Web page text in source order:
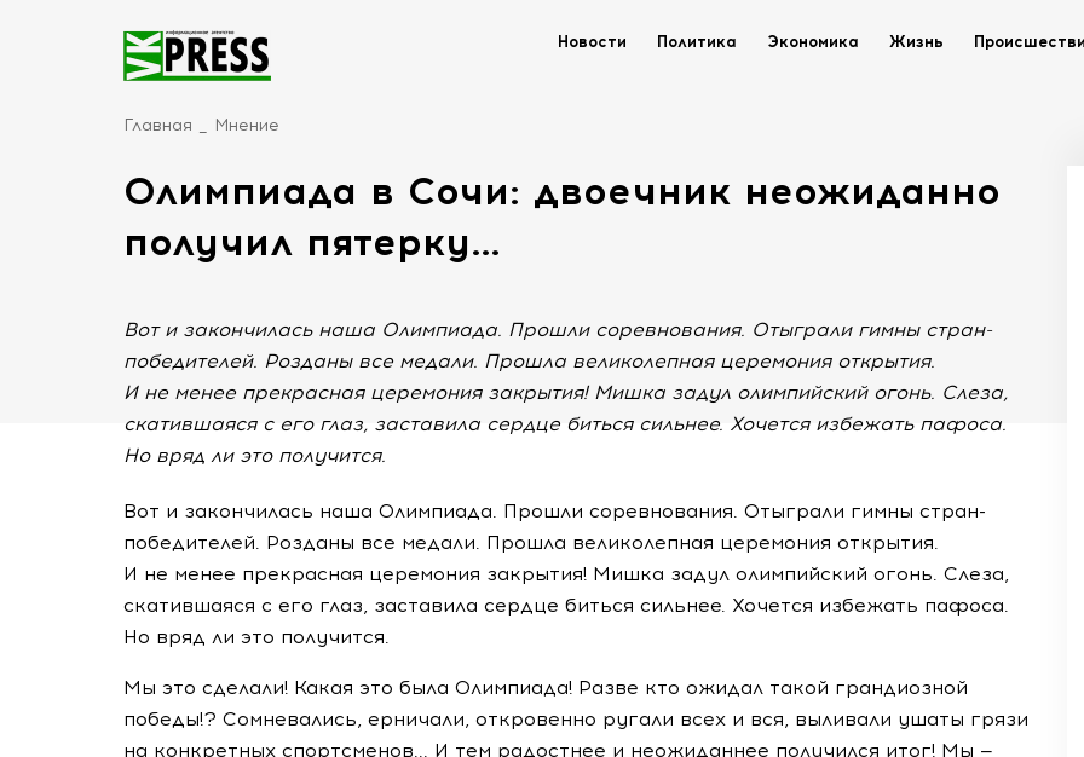
Новости Политика Экономика Жизнь
Главная Мнение
Олимпиада в Сочи: двоечник неожиданно
получил пятерку…
Вот и закончилась наша Олимпиада. Прошли соревнования. Отыграли гимны стран-
победителей. Розданы все медали. Прошла великолепная церемония открытия.
И не менее прекрасная церемония закрытия! Мишка задул олимпийский огонь. Слеза,
скатившаяся с его глаз, заставила сердце биться сильнее. Хочется избежать пафоса.
Но вряд ли это получится.
Вот и закончилась наша Олимпиада. Прошли соревнования. Отыграли гимны стран-
победителей. Розданы все медали. Прошла великолепная церемония открытия.
И не менее прекрасная церемония закрытия! Мишка задул олимпийский огонь. Слеза,
скатившаяся с его глаз, заставила сердце биться сильнее. Хочется избежать пафоса.
Но вряд ли это получится.
Мы это сделали! Какая это была Олимпиада! Разве кто ожидал такой грандиозной
победы!? Сомневались, ерничали, откровенно ругали всех и вся, выливали ушаты грязи
на конкретных спортсменов... И тем радостнее и неожиданнее получился итог! Мы —